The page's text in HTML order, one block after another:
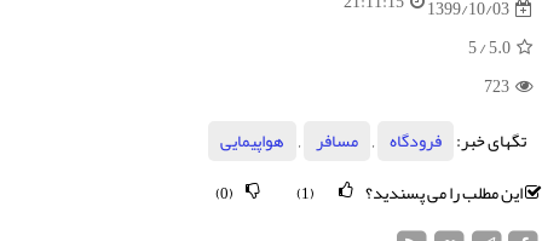
1399/10/03
5.0
/ 5
723
تگهای خبر:
فرودگاه , مسافر ,
هواپیمایی
این مطلب را می پسندید؟
(0)